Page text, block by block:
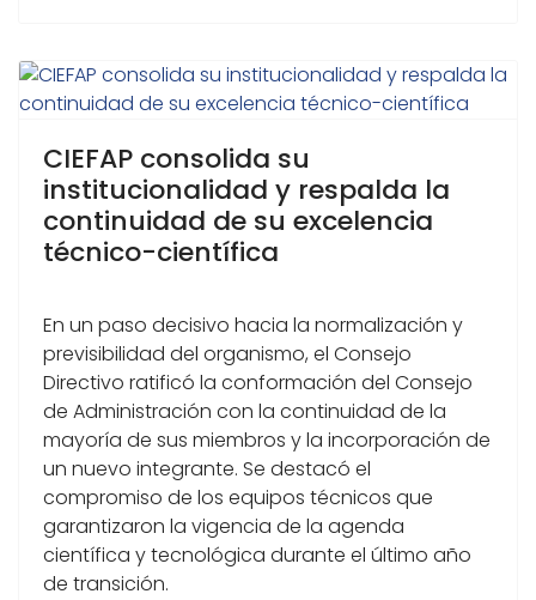
CIEFAP consolida su
institucionalidad y respalda la
continuidad de su excelencia
técnico-científica
En un paso decisivo hacia la normalización y
previsibilidad del organismo, el Consejo
Directivo ratificó la conformación del Consejo
de Administración con la continuidad de la
mayoría de sus miembros y la incorporación de
un nuevo integrante. Se destacó el
compromiso de los equipos técnicos que
garantizaron la vigencia de la agenda
científica y tecnológica durante el último año
de transición.